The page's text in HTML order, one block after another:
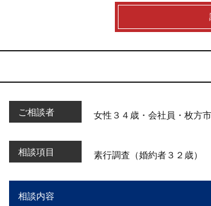
ご相談者 女性３４歳・会社員・枚方
相談項目 素行調査（婚約者３２歳）
相談内容